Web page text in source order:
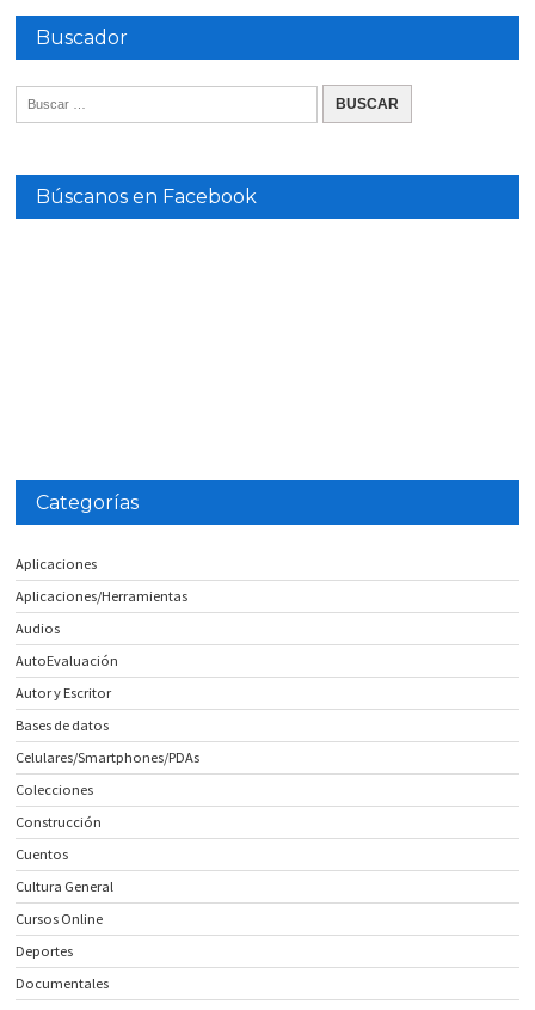
Buscador
Búscanos en Facebook
Categorías
Aplicaciones
Aplicaciones/Herramientas
Audios
AutoEvaluación
Autor y Escritor
Bases de datos
Celulares/Smartphones/PDAs
Colecciones
Construcción
Cuentos
Cultura General
Cursos Online
Deportes
Documentales